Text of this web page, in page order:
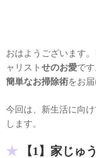
おはようございます
ャリスト せのお愛で
簡単なお掃除術をお
今回は、新生活に向け
します。
【1】家じゅ